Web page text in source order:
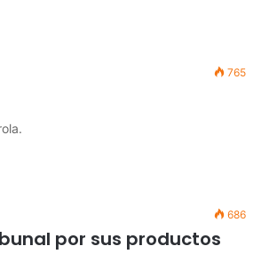
765
686
por sus productos